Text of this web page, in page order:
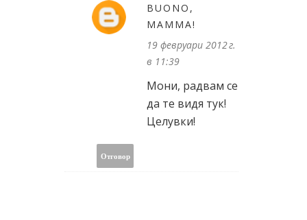
BUONO,
MAMMA!
19 февруари 2012 г.
в 11:39
Мони, радвам се
да те видя тук!
Целувки!
Отговор